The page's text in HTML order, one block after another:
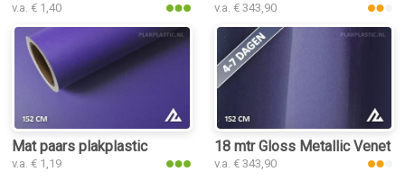
v.a. € 1,40 v.a. € 343,90
Mat paars plakplastic
v.a. € 1,19
18 mtr Gloss Metallic
v.a. € 343,90